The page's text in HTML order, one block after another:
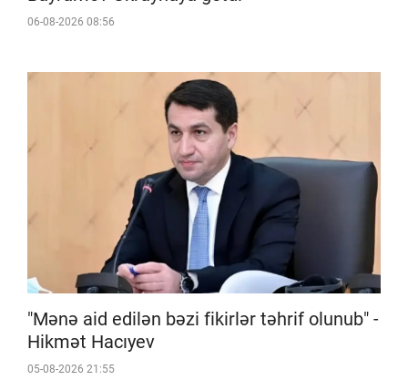
06-08-2026 08:56
"Mənə aid edilən bəzi fikirlər təhrif olunub" -
Hikmət Hacıyev
05-08-2026 21:55